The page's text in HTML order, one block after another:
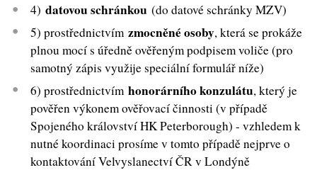
4)datovou schránkou (do datové schránky MZV)
5) prostřednictvímzmocněné osoby, která se prokáže
plnou mocí s úředně ověřeným podpisem voliče (pro
samotný zápis využije speciální formulář níže)
6) prostřednictvímhonorárního konzulátu, který je
pověřen výkonem ověřovací činnosti (v případě
Spojeného království HK Peterborough) - vzhledem k
nutné koordinaci prosíme v tomto případě nejprve o
kontaktování Velvyslanectví ČR v Londýně